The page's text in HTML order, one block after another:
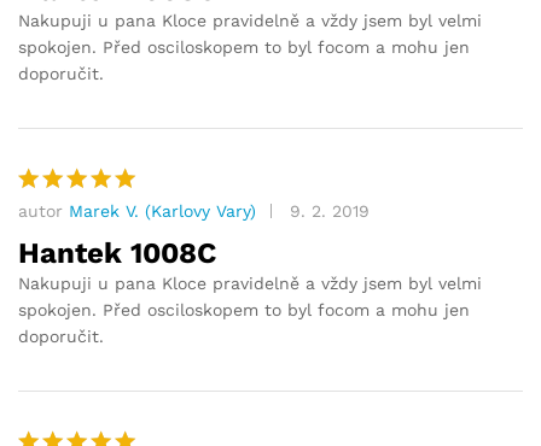
Nakupuji u pana Kloce pravidelně a vždy jsem byl velmi
spokojen. Před osciloskopem to byl focom a mohu jen
doporučit.
Hodnocení
5z 5
autor Marek V. (Karlovy Vary) 9. 2. 2019
Hantek 1008C
Nakupuji u pana Kloce pravidelně a vždy jsem byl velmi
spokojen. Před osciloskopem to byl focom a mohu jen
doporučit.